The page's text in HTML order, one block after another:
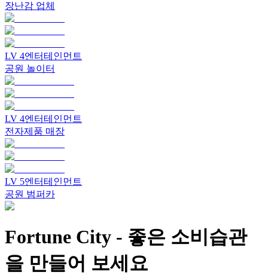
장난감 업체
LV 4엔터테인먼트
공원 놀이터
LV 4엔터테인먼트
전자제품 매장
LV 5엔터테인먼트
공원 범퍼카
Fortune City - 좋은 소비습관
을 만들어 보세요